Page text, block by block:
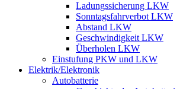
Ladungssicherung LKW
Sonntagsfahrverbot LKW
Abstand LKW
Geschwindigkeit LKW
Überholen LKW
Einstufung PKW und LKW
Elektrik/Elektronik
Autobatterie